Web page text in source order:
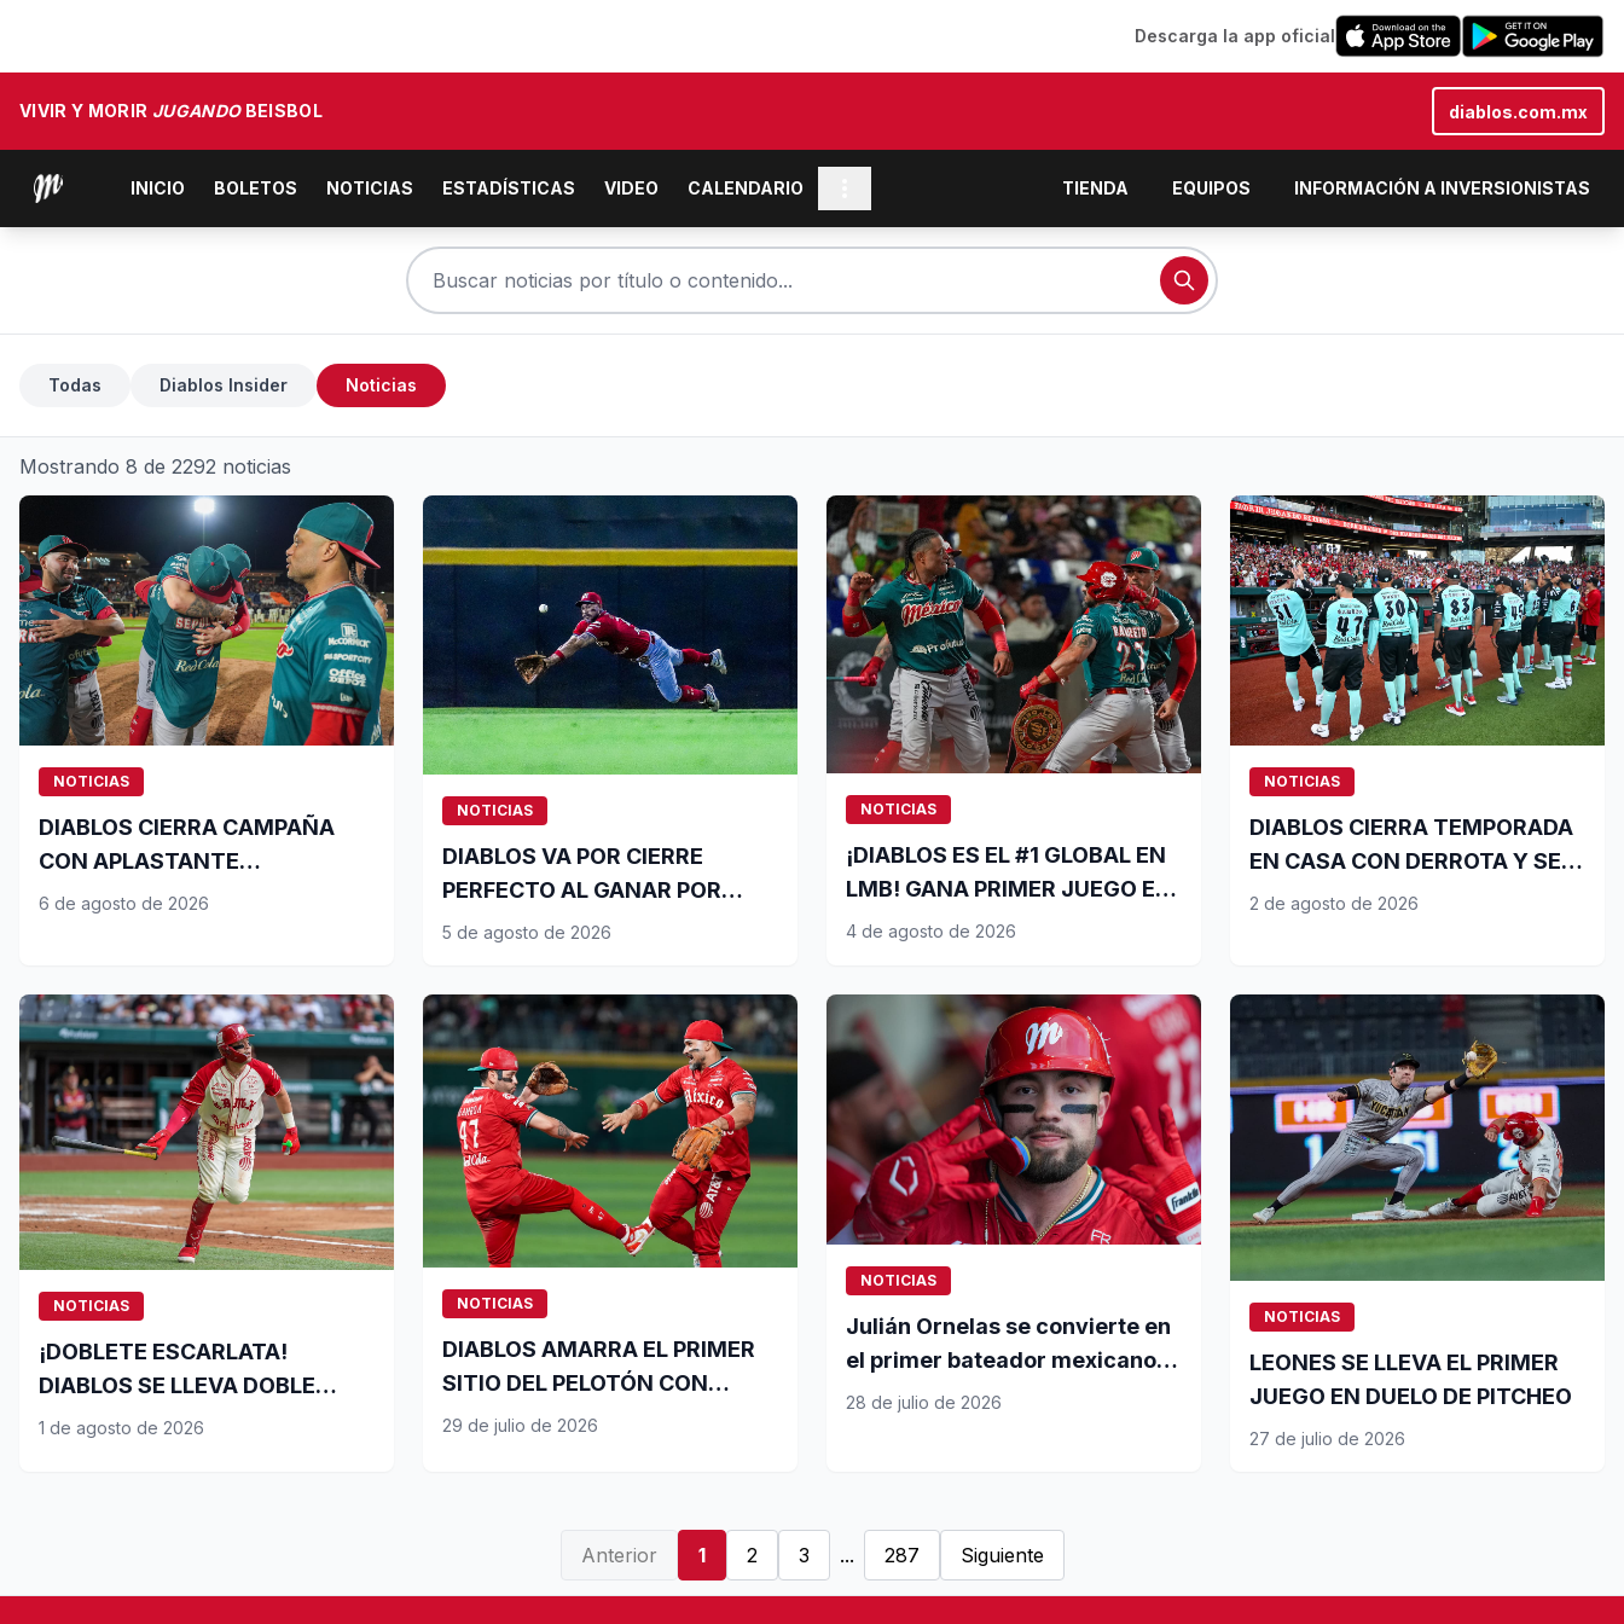
Descarga la app oficial
VIVIR Y MORIR JUGANDOBEISBOL diablos.com.mx
INICIO BOLETOS NOTICIAS ESTADÍSTICAS VIDEO CALENDARIO TIENDA EQUIPOS INFORMACIÓN A INVERSIONISTAS
Todas Diablos Insider Noticias
Mostrando 8 de 2292 noticias
NOTICIAS
DIABLOS CIERRA CAMPAÑA
CON APLASTANTE
BLANQUEADA Y RÉCORDS
6 de agosto de 2026
NOTICIAS
DIABLOS VA POR CIERRE
PERFECTO AL GANAR POR
BLANQUEADA
5 de agosto de 2026
NOTICIAS
¡DIABLOS ES EL #1 GLOBAL EN
LMB! GANA PRIMER JUEGO EN
CANCÚN
4 de agosto de 2026
NOTICIAS
DIABLOS CIERRA TEMPORADA
EN CASA CON DERROTA Y SE
PREPARA PARA ÚLTIMA SERIE
2 de agosto de 2026
NOTICIAS
¡DOBLETE ESCARLATA!
DIABLOS SE LLEVA DOBLE
CARTELERA SABATINA
1 de agosto de 2026
NOTICIAS
DIABLOS AMARRA EL PRIMER
SITIO DEL PELOTÓN CON
DOBLE TRIUNFO
29 de julio de 2026
NOTICIAS
Julián Ornelas se convierte en
el primer bateador mexicano
en la historia de los Diablos
28 de julio de 2026
NOTICIAS
LEONES SE LLEVA EL PRIMER
JUEGO EN DUELO DE PITCHEO
27 de julio de 2026
Anterior 1 2 3 ... 287 Siguiente